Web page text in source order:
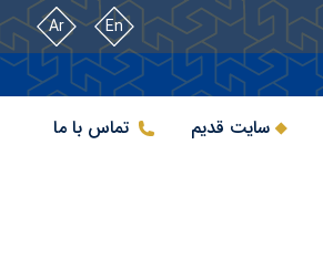
En
Ar
سایت قدیم تماس با ما